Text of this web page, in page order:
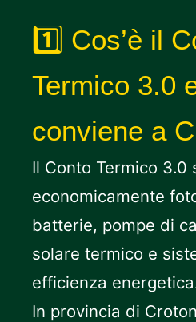
1️⃣ Cos’è il
Termico 3.0
conviene a
Il Conto Termico 3.0
economicamente
batterie, pompe di
solare termico e
efficienza
In provincia di